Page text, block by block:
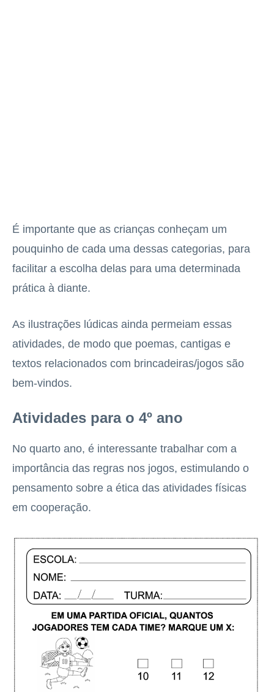
É importante que as crianças conheçam um
pouquinho de cada uma dessas categorias, para
facilitar a escolha delas para uma determinada
prática à diante.
As ilustrações lúdicas ainda permeiam essas
atividades, de modo que poemas, cantigas e
textos relacionados com brincadeiras/jogos são
bem-vindos.
Atividades para o 4º ano
No quarto ano, é interessante trabalhar com a
importância das regras nos jogos, estimulando o
pensamento sobre a ética das atividades físicas
em cooperação.